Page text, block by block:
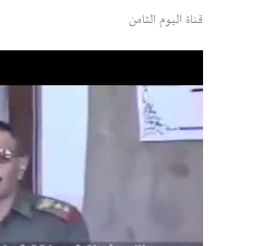
قناة اليوم الثامن